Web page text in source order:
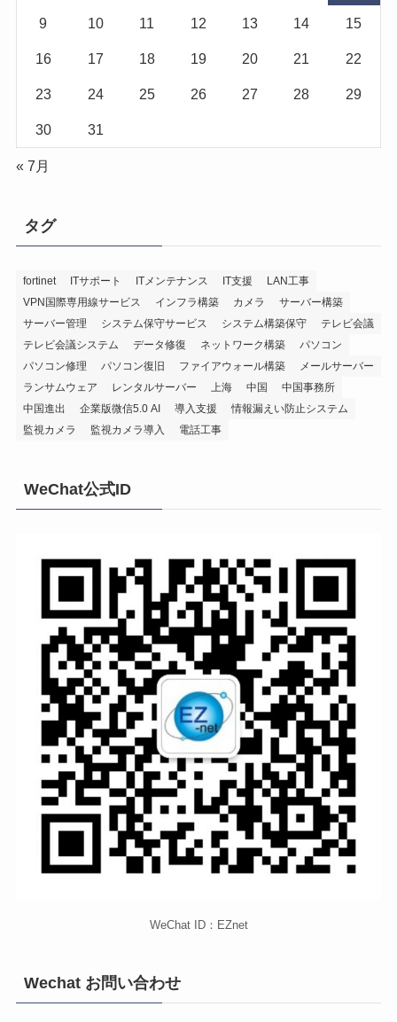
9 10 11 12 13 14 15
16 17 18 19 20 21 22
23 24 25 26 27 28 29
30 31
« 7月
タグ
fortinet ITサポート ITメンテナンス IT支援
LAN工事
VPN国際専用線サービス
インフラ構築 カメラ
サーバー構築
サーバー管理
システム保守サービス システム構築保守
テレビ会議
テレビ会議システム
データ修復 ネットワーク構築
パソコン
パソコン修理
パソコン復旧 ファイアウォール構築
メールサーバー
ランサムウェア
レンタルサーバー 上海 中国
中国事務所
中国進出
企業版微信5.0 AI 導入支援
情報漏えい防止システム
監視カメラ
監視カメラ導入 電話工事
WeChat公式ID
WeChat ID：EZnet
Wechat お問い合わせ